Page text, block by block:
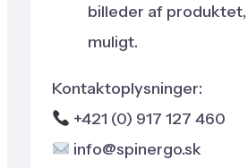
billeder af
muligt.
Kontaktoplysninger:
+421 (0) 917 127 460
info@spinergo.sk